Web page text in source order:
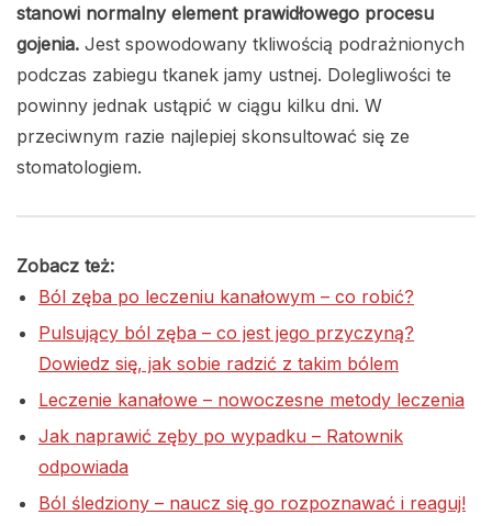
stanowi normalny element prawidłowego procesu
gojenia. Jest spowodowany tkliwością podrażnionych
podczas zabiegu tkanek jamy ustnej. Dolegliwości te
powinny jednak ustąpić w ciągu kilku dni. W
przeciwnym razie najlepiej skonsultować się ze
stomatologiem.
Zobacz też:
Ból zęba po leczeniu kanałowym – co robić?
Pulsujący ból zęba – co jest jego przyczyną?
Dowiedz się, jak sobie radzić z takim bólem
Leczenie kanałowe – nowoczesne metody leczenia
Jak naprawić zęby po wypadku – Ratownik
odpowiada
Ból śledziony – naucz się go rozpoznawać i reaguj!